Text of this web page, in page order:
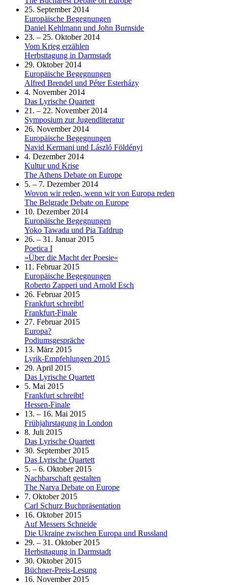
25. September 2014
Europäische Begegnungen
Daniel Kehlmann und John Burnside
23. – 25. Oktober 2014
Vom Krieg erzählen
Herbsttagung in Darmstadt
29. Oktober 2014
Europäische Begegnungen
Alfred Brendel und Péter Esterházy
4. November 2014
Das Lyrische Quartett
21. – 22. November 2014
Symposium zur Jugendliteratur
26. November 2014
Europäische Begegnungen
Navid Kermani und László Földényi
4. Dezember 2014
Kultur und Krise
The Athens Debate on Europe
5. – 7. Dezember 2014
Wovon wir reden, wenn wir von Europa reden
The Belgrade Debate on Europe
10. Dezember 2014
Europäische Begegnungen
Yoko Tawada und Pia Tafdrup
26. – 31. Januar 2015
Poetica I
»Über die Macht der Poesie«
11. Februar 2015
Europäische Begegnungen
Roberto Zapperi und Arnold Esch
26. Februar 2015
Frankfurt schreibt!
Frankfurt-Finale
27. Februar 2015
Europa?
Podiumsgespräche
13. März 2015
Lyrik-Empfehlungen 2015
29. April 2015
Das Lyrische Quartett
5. Mai 2015
Frankfurt schreibt!
Hessen-Finale
13. – 16. Mai 2015
Frühjahrstagung in London
8. Juli 2015
Das Lyrische Quartett
30. September 2015
Das Lyrische Quartett
5. – 6. Oktober 2015
Nachbarschaft gestalten
The Narva Debate on Europe
7. Oktober 2015
Carl Schurz Buchpräsentation
16. Oktober 2015
Auf Messers Schneide
Die Ukraine zwischen Europa und Russland
29. – 31. Oktober 2015
Herbsttagung in Darmstadt
30. Oktober 2015
Büchner-Preis-Lesung
16. November 2015